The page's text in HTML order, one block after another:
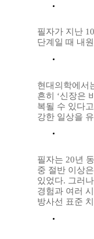
필자가 지난10
단계일 때 내
현대의학에서
흔히 ‘신장은
복될 수 있다
강한 일상을
필자는 20년
중 절반 이상
있었다. 그러
경험과 여러
방사선 표준